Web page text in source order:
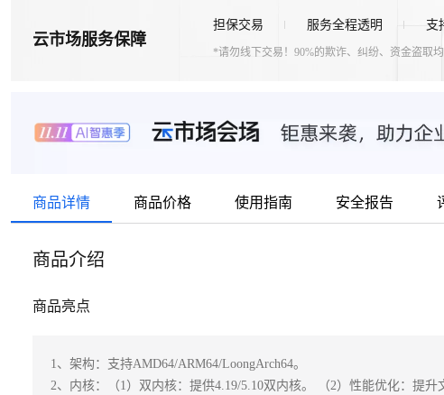
云市场服务保障
担保交易 服务全程透明 支
*请勿线下交易！90%的欺诈、纠纷、资金盗取均
商品详情 商品价格 使用指南 安全报告
商品介绍
商品亮点
1、架构：支持AMD64/ARM64/LoongArch64。
2、内核：（1）双内核：提供4.19/5.10双内核。 （2）性能优化：提